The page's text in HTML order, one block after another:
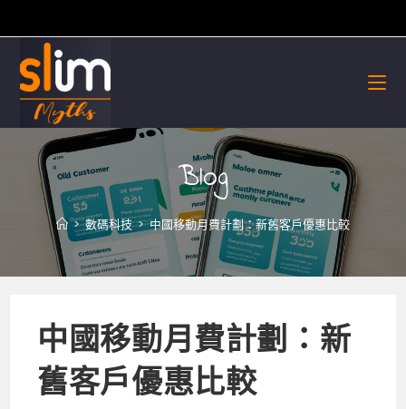
to
content
Blog
> 數碼科技 > 中國移動月費計劃：新舊客戶優惠比較
中國移動月費計劃：新
舊客戶優惠比較